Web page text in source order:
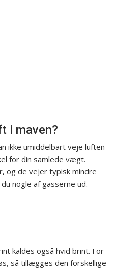
i maven?
ikke umiddelbart veje luften
for din samlede vægt.
og de vejer typisk mindre
nogle af gasserne ud.
kaldes også hvid brint. For
så tillægges den forskellige